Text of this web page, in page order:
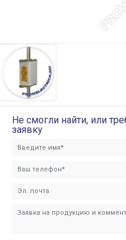
Не смогли найти, или
заявку